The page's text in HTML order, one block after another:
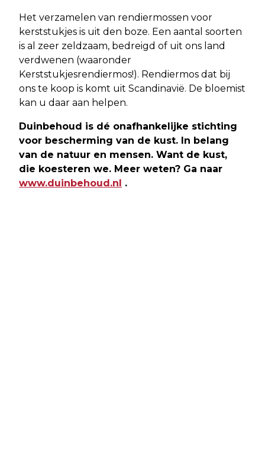
Het verzamelen van rendiermossen voor
kerststukjes is uit den boze. Een aantal soorten
is al zeer zeldzaam, bedreigd of uit ons land
verdwenen (waaronder
Kerststukjesrendiermos!). Rendiermos dat bij
ons te koop is komt uit Scandinavië. De bloemist
kan u daar aan helpen.
Duinbehoud is dé onafhankelijke stichting
voor bescherming van de kust. In belang
van de natuur en mensen. Want de kust,
die koesteren we. Meer weten? Ga naar
www.duinbehoud.nl .